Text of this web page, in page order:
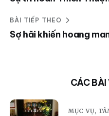
BÀI TIẾP THEO
Sợ hãi khiến hoang
CÁC BÀI
MỤC VỤ,